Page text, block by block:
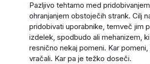
Pazljivo tehtamo med
ohranjanjem obstoječih strank. Cilj
pridobivati uporabnike, temveč jim
izdelek, spodbudo ali mehanizem,
resnično nekaj pomeni. Kar
vračali. Kar pa je težko doseči.